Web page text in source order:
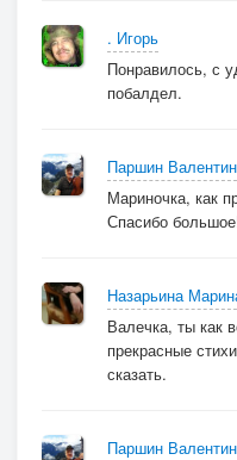
. Игорь
Понравилось, с
побалдел.
Паршин Валентин
Мариночка, как
Спасибо
Назарьина
Валечка, ты как
прекрасные
сказать.
Паршин Валентин